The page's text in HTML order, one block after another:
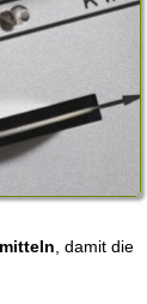
, damit die